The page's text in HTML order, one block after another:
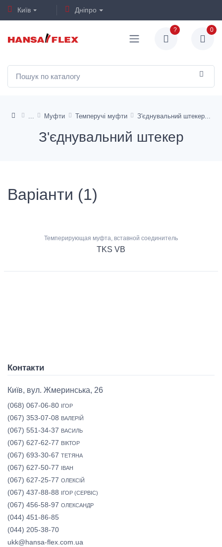
Київ Дніпро
? 0
Муфти Темперучі муфти З'єднувальний штекер
З'єднувальний штекер
Варіанти (1)
Темперирующая муфта, вставной соединитель
TKS VB
Контакти
Київ, вул. Жмеринська, 26
(068) 067-06-80 ІГОР
(067) 353-07-08 ВАЛЕРІЙ
(067) 551-34-37 ВАСИЛЬ
(067) 627-62-77 ВІКТОР
(067) 693-30-67 ТЕТЯНА
(067) 627-50-77 ІВАН
(067) 627-25-77 ОЛЕКСІЙ
(067) 437-88-88 ІГОР (СЕРВІС)
(067) 456-58-97 ОЛЕКСАНДР
(044) 451-86-85
(044) 205-38-70
ukk@hansa-flex.com.ua